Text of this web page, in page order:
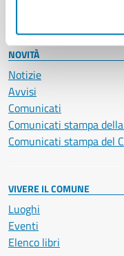
NOVITÀ
Notizie
Avvisi
Comunicati
Comunicati stampa
Comunicati stampa del
VIVERE IL COMUNE
Luoghi
Eventi
Elenco libri